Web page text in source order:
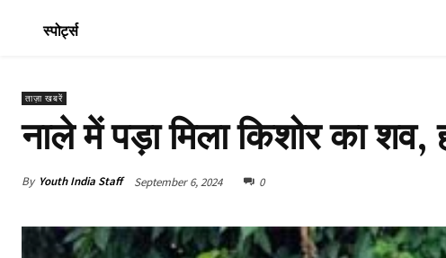
स्पोर्ट्स
ताज़ा खबरें
नाले में पड़ा मिला किशोर का शव,
By Youth India Staff September 6, 2024 0